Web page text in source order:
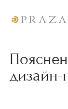
дизайн-